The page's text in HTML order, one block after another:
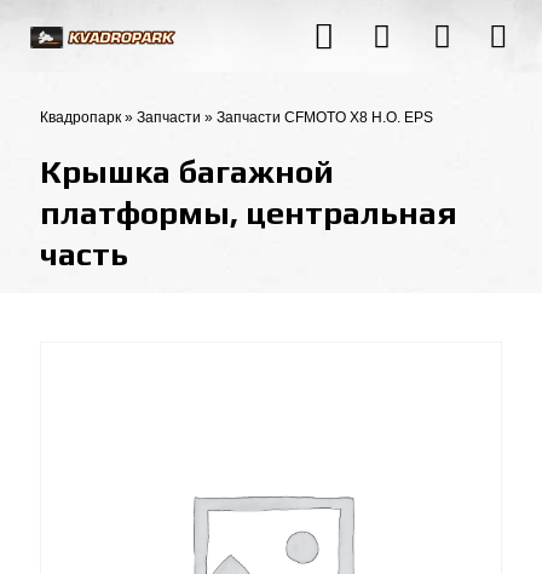
Квадропарк » Запчасти » Запчасти CFMOTO X8 H.O. EPS
Крышка багажной
платформы, центральная
часть